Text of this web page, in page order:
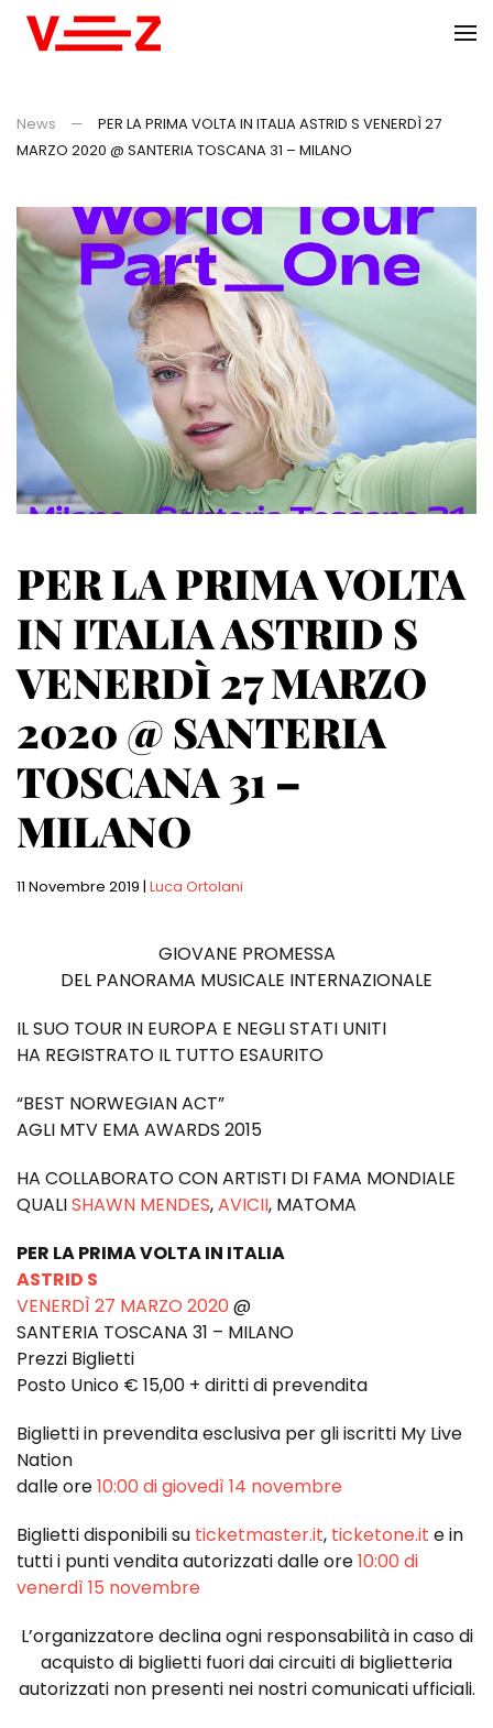
News
PER LA PRIMA VOLTA IN ITALIA ASTRID S VENERDÌ 27
MARZO 2020 @ SANTERIA TOSCANA 31 – MILANO
PER LA PRIMA VOLTA
IN ITALIA ASTRID S
VENERDÌ 27 MARZO
2020 @ SANTERIA
TOSCANA 31 –
MILANO
11 Novembre 2019 | Luca Ortolani
GIOVANE PROMESSA
DEL PANORAMA MUSICALE INTERNAZIONALE
IL SUO TOUR IN EUROPA E NEGLI STATI UNITI
HA REGISTRATO IL TUTTO ESAURITO
“BEST NORWEGIAN ACT”
AGLI MTV EMA AWARDS 2015
HA COLLABORATO CON ARTISTI DI FAMA MONDIALE
QUALISHAWN MENDES,AVICII, MATOMA
PER LA PRIMA VOLTA IN ITALIA
ASTRID S
VENERDÌ 27 MARZO 2020 @
SANTERIA TOSCANA 31 – MILANO
Prezzi Biglietti
Posto Unico € 15,00 + diritti di prevendita
Biglietti in prevendita esclusiva per gli iscritti My Live
Nation
dalle ore10:00 di giovedì 14 novembre
Biglietti disponibili su ticketmaster.it, ticketone.it e in
tutti i punti vendita autorizzati dalle ore10:00 di
venerdì 15 novembre
L’organizzatore declina ogni responsabilità in caso di
acquisto di biglietti fuori dai circuiti di biglietteria
autorizzati non presenti nei nostri comunicati ufficiali.